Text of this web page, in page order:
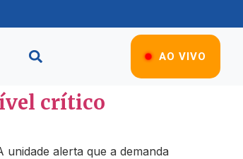
AO VIVO
crítico
alerta que a demanda